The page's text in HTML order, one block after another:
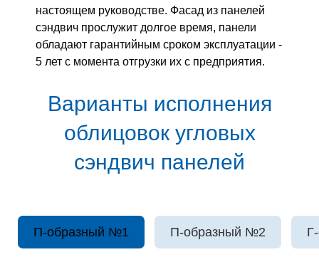
настоящем руководстве. Фасад из панелей
сэндвич прослужит долгое время, панели
обладают гарантийным сроком эксплуатации -
5 лет с момента отгрузки их с предприятия.
Варианты исполнения
облицовок угловых
сэндвич панелей
П-образный №1 П-образный №2